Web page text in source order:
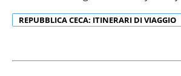
REPUBBLICA CECA: ITINERARI DI VIAGGIO